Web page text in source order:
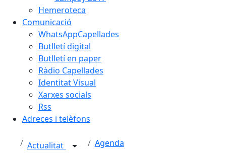
Hemeroteca
Comunicació
WhatsAppCapellades
Butlletí digital
Butlletí en paper
Ràdio Capellades
Identitat Visual
Xarxes socials
Rss
Adreces i telèfons
Actualitat Agenda